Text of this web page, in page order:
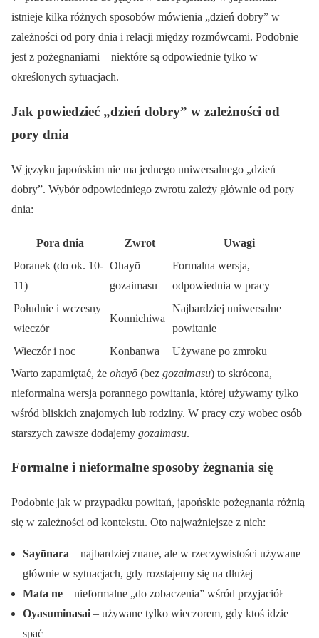
istnieje kilka różnych sposobów mówienia „dzień dobry” w
zależności od pory dnia i relacji między rozmówcami. Podobnie
jest z pożegnaniami – niektóre są odpowiednie tylko w
określonych sytuacjach.
Jak powiedzieć „dzień dobry” w zależności od
pory dnia
W języku japońskim nie ma jednego uniwersalnego „dzień
dobry”. Wybór odpowiedniego zwrotu zależy głównie od pory
dnia:
Pora dnia Zwrot
Uwagi
Poranek (do ok. 10-
11)
Ohayō
gozaimasu
Formalna wersja,
odpowiednia w pracy
Południe i wczesny
wieczór
Konnichiwa
Najbardziej uniwersalne
powitanie
Wieczór i noc
Konbanwa
Używane po zmroku
Warto zapamiętać, że ohayō (bez gozaimasu) to skrócona,
nieformalna wersja porannego powitania, której używamy tylko
wśród bliskich znajomych lub rodziny. W pracy czy wobec osób
starszych zawsze dodajemy gozaimasu.
Formalne i nieformalne sposoby żegnania się
Podobnie jak w przypadku powitań, japońskie pożegnania różnią
się w zależności od kontekstu. Oto najważniejsze z nich:
Sayōnara – najbardziej znane, ale w rzeczywistości używane
głównie w sytuacjach, gdy rozstajemy się na dłużej
Mata ne – nieformalne „do zobaczenia” wśród przyjaciół
Oyasuminasai – używane tylko wieczorem, gdy ktoś idzie
spać